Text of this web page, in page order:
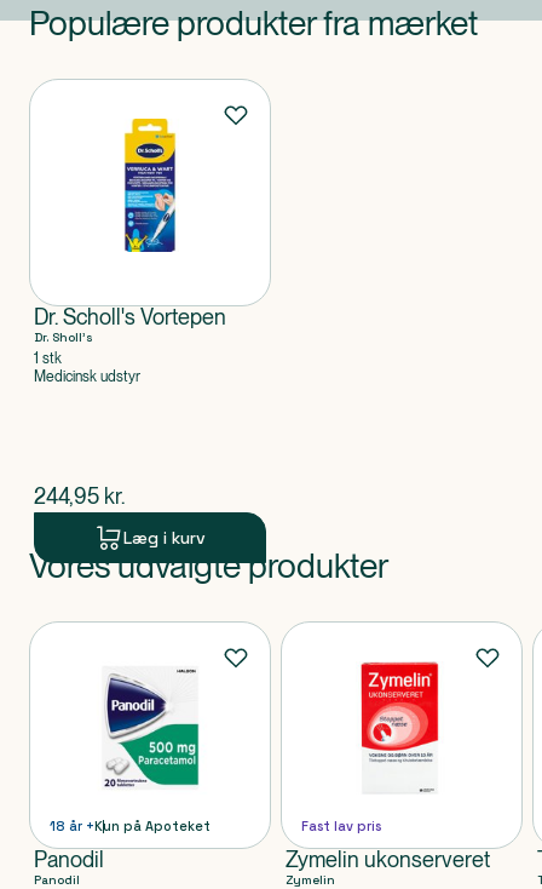
Populære produkter fra mærket
Produkter
Dr. Scholl's Vortepen
Dr. Sholl's
1 stk
Medicinsk udstyr
$nuværende pris
244,95 kr.
Læg i kurv
Produkt 1 af 0
Vores udvalgte produkter
Produkter
18 år +Kun på Apoteket
Panodil
Panodil
Fast lav pris
Zymelin ukonserveret
Zymelin